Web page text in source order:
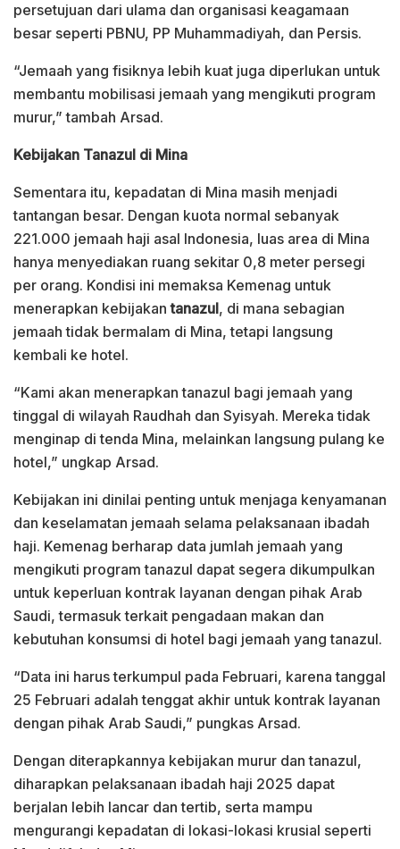
persetujuan dari ulama dan organisasi keagamaan
besar seperti PBNU, PP Muhammadiyah, dan Persis.
“Jemaah yang fisiknya lebih kuat juga diperlukan untuk
membantu mobilisasi jemaah yang mengikuti program
murur,” tambah Arsad.
Kebijakan Tanazul di Mina
Sementara itu, kepadatan di Mina masih menjadi
tantangan besar. Dengan kuota normal sebanyak
221.000 jemaah haji asal Indonesia, luas area di Mina
hanya menyediakan ruang sekitar 0,8 meter persegi
per orang. Kondisi ini memaksa Kemenag untuk
menerapkan kebijakantanazul, di mana sebagian
jemaah tidak bermalam di Mina, tetapi langsung
kembali ke hotel.
“Kami akan menerapkan tanazul bagi jemaah yang
tinggal di wilayah Raudhah dan Syisyah. Mereka tidak
menginap di tenda Mina, melainkan langsung pulang ke
hotel,” ungkap Arsad.
Kebijakan ini dinilai penting untuk menjaga kenyamanan
dan keselamatan jemaah selama pelaksanaan ibadah
haji. Kemenag berharap data jumlah jemaah yang
mengikuti program tanazul dapat segera dikumpulkan
untuk keperluan kontrak layanan dengan pihak Arab
Saudi, termasuk terkait pengadaan makan dan
kebutuhan konsumsi di hotel bagi jemaah yang tanazul.
“Data ini harus terkumpul pada Februari, karena tanggal
25 Februari adalah tenggat akhir untuk kontrak layanan
dengan pihak Arab Saudi,” pungkas Arsad.
Dengan diterapkannya kebijakan murur dan tanazul,
diharapkan pelaksanaan ibadah haji 2025 dapat
berjalan lebih lancar dan tertib, serta mampu
mengurangi kepadatan di lokasi-lokasi krusial seperti